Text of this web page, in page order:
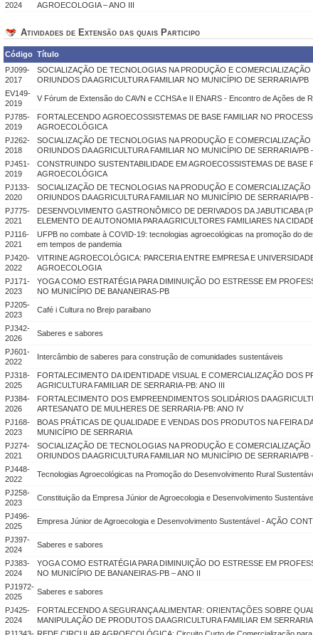
2024
AGROECOLOGIA – ANO III
Atividades de Extensão das quais Participo
Código Título
PJ099-
2017
SOCIALIZAÇÃO DE TECNOLOGIAS NA PRODUÇÃO E
ORIUNDOS DA AGRICULTURA FAMILIAR NO MUNICÍPIO DE SERRARIA/PB
EV149-
2019
V Fórum de Extensão do CAVN e CCHSA e II ENARS - Encontro de Ações de
PJ785-
2019
FORTALECENDO AGROECOSSISTEMAS DE BASE FAMILIAR NO
AGROECOLÓGICA
PJ262-
2018
SOCIALIZAÇÃO DE TECNOLOGIAS NA PRODUÇÃO E
ORIUNDOS DA AGRICULTURA FAMILIAR NO MUNICÍPIO DE SERRARIA/PB
PJ451-
2019
CONSTRUINDO SUSTENTABILIDADE EM AGROECOSSISTEMAS DE BASE
AGROECOLÓGICA
PJ133-
2020
SOCIALIZAÇÃO DE TECNOLOGIAS NA PRODUÇÃO E
ORIUNDOS DA AGRICULTURA FAMILIAR NO MUNICÍPIO DE SERRARIA/PB
PJ775-
2021
DESENVOLVIMENTO GASTRONÔMICO DE DERIVADOS DA JABUTICABA
ELEMENTO DE AUTONOMIA PARA AGRICULTORES FAMILIARES NA
PJ116-
2021
UFPB no combate à COVID-19: tecnologias agroecológicas na promoção do
em tempos de pandemia
PJ420-
2022
VITRINE AGROECOLÓGICA: PARCERIA ENTRE EMPRESA E
AGROECOLOGIA
PJ171-
2023
YOGA COMO ESTRATÉGIA PARA DIMINUIÇÃO DO ESTRESSE EM
NO MUNICÍPIO DE BANANEIRAS-PB
PJ205-
2023
Café i Cultura no Brejo paraibano
PJ342-
2026
Saberes e sabores
PJ601-
2022
Intercâmbio de saberes para construção de comunidades sustentáveis
PJ318-
2025
FORTALECIMENTO DA IDENTIDADE VISUAL E COMERCIALIZAÇÃO DOS
AGRICULTURA FAMILIAR DE SERRARIA-PB: ANO III
PJ384-
2026
FORTALECIMENTO DOS EMPREENDIMENTOS SOLIDÁRIOS DA
ARTESANATO DE MULHERES DE SERRARIA-PB: ANO IV
PJ168-
2023
BOAS PRÁTICAS DE QUALIDADE E VENDAS DOS PRODUTOS NA FEIRA
MUNICÍPIO DE SERRARIA
PJ274-
2021
SOCIALIZAÇÃO DE TECNOLOGIAS NA PRODUÇÃO E
ORIUNDOS DA AGRICULTURA FAMILIAR NO MUNICÍPIO DE SERRARIA/PB
PJ448-
2022
Tecnologias Agroecológicas na Promoção do Desenvolvimento Rural
PJ258-
2023
Constituição da Empresa Júnior de Agroecologia e Desenvolvimento
PJ496-
2025
Empresa Júnior de Agroecologia e Desenvolvimento Sustentável - AÇÃO
PJ397-
2024
Saberes e sabores
PJ383-
2024
YOGA COMO ESTRATÉGIA PARA DIMINUIÇÃO DO ESTRESSE EM
NO MUNICÍPIO DE BANANEIRAS-PB – ANO II
PJ1972-
2025
Saberes e sabores
PJ425-
2024
FORTALECENDO A SEGURANÇA ALIMENTAR: ORIENTAÇÕES SOBRE
MANIPULAÇÃO DE PRODUTOS DA AGRICULTURA FAMILIAR EM